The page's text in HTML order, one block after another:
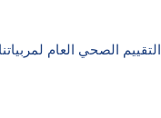
التقييم الصحي العام